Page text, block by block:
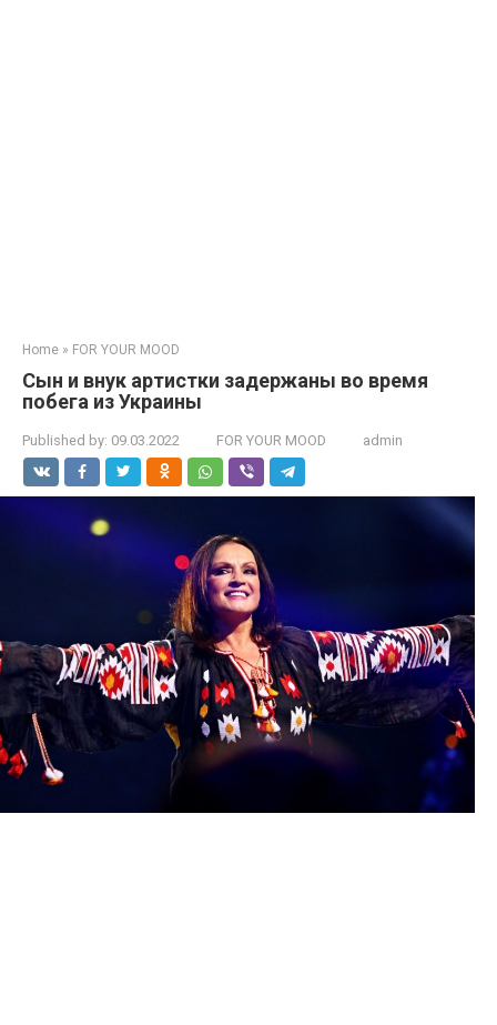
Home » FOR YOUR MOOD
Сын и внук артистки задержаны во время
побега из Украины
Published by: 09.03.2022 FOR YOUR MOOD admin